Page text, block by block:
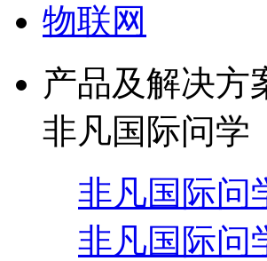
物联网
产品及解决方
非凡国际问学
非凡国际问
非凡国际问